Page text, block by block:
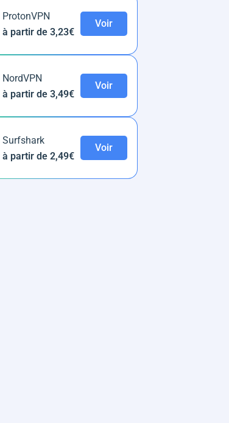
ProtonVPN
à partir de 3,23€
Voir
NordVPN
à partir de 3,49€
Voir
Surfshark
à partir de 2,49€
Voir